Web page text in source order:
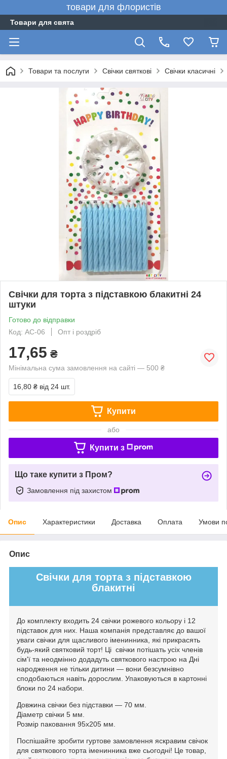
товари для флористів
Товари для свята
Товари та послуги Свічки святкові Свічки класичні
Свічки для торта з підставкою блакитні 24
штуки
Готово до відправки
Код: AC-06
Опт і роздріб
17,65 ₴
Мінімальна сума замовлення на сайті — 500 ₴
16,80 ₴ від 24 шт.
Купити
або
Купити з
Що таке купити з Пром?
Замовлення під захистом
Опис Характеристики Доставка Оплата Умови
Опис
Свічки для торта з підставкою
блакитні
До комплекту входить 24 свічки рожевого кольору і 12
підставок для них. Наша компанія представляє до вашої
уваги свічки для щасливого іменинника, які прикрасять
будь-який святковий торт! Ці свічки потішать усіх членів
сім'ї та неодмінно додадуть святкового настрою на Дні
народження не тільки дитини — вони безсумнівно
сподобаються навіть дорослим. Упаковуються в картонні
блоки по 24 набори.
Довжина свічки без підставки — 70 мм.
Діаметр свічки 5 мм.
Розмір паковання 95х205 мм.
Поспішайте зробити гуртове замовлення яскравим свічок
для святкового торта іменинника вже сьогодні! Це товар,